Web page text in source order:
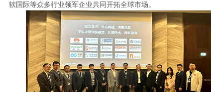
软国际等众多行业领军企业共同开拓全球市场。